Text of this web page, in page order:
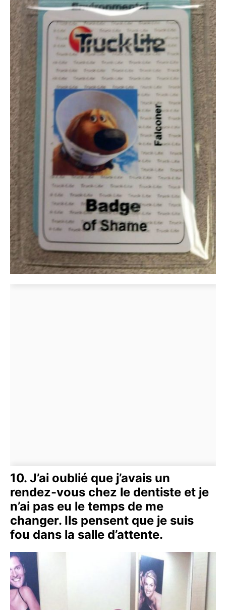
10. J’ai oublié que j’avais un
rendez-vous chez le dentiste et je
n’ai pas eu le temps de me
changer. Ils pensent que je suis
fou dans la salle d’attente.